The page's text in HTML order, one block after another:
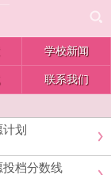
学校新闻
联系我们
划
投档分数线